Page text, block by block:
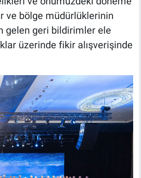
ve bölge müdürlüklerinin
gelen geri bildirimler ele
üzerinde fikir alışverişinde